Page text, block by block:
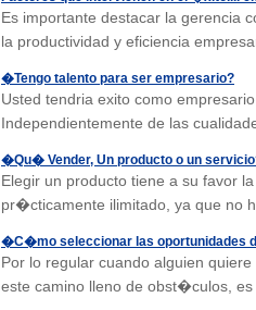
Es importante destacar la gerencia
la productividad y eficiencia
�Tengo talento para ser empresario?
Usted tendria exito como
Independientemente de las
�Qu� Vender, Un producto o un
Elegir un producto tiene a su favor
pr�cticamente ilimitado, ya que no
�C�mo seleccionar las oportunidades
Por lo regular cuando alguien
este camino lleno de obst�culos,